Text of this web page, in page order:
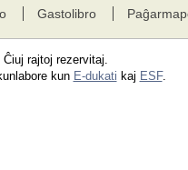
Gastolibro
rajtoj rezervitaj.
kun E-dukati kaj ESF.